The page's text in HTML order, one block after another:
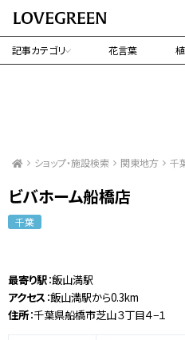
記事カテゴリ 花言葉
ショップ・施設検索 関東地方 千
ビバホーム船橋店
千葉
最寄り駅：飯山満駅
アクセス ：飯山満駅から0.3km
住所：千葉県船橋市芝山３丁目４−１